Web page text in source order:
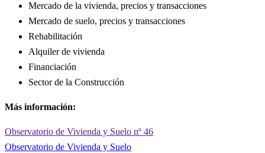
Mercado de la vivienda, precios y transacciones
Mercado de suelo, precios y transacciones
Rehabilitación
Alquiler de vivienda
Financiación
Sector de la Construcción
Más información:
Observatorio de Vivienda y Suelo nº 46
Observatorio de Vivienda y Suelo